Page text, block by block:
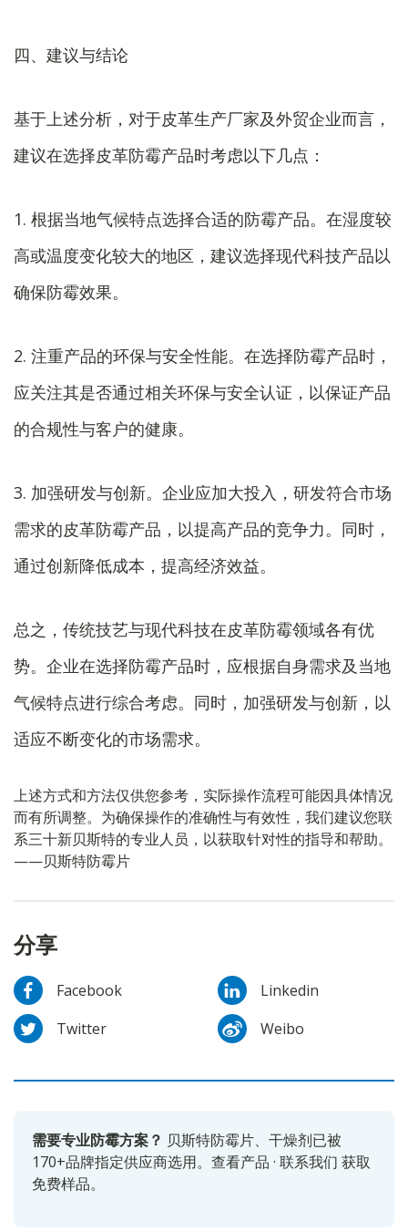
四、建议与结论
基于上述分析，对于皮革生产厂家及外贸企业而言，
建议在选择皮革防霉产品时考虑以下几点：
1. 根据当地气候特点选择合适的防霉产品。在湿度较
高或温度变化较大的地区，建议选择现代科技产品以
确保防霉效果。
2. 注重产品的环保与安全性能。在选择防霉产品时，
应关注其是否通过相关环保与安全认证，以保证产品
的合规性与客户的健康。
3. 加强研发与创新。企业应加大投入，研发符合市场
需求的皮革防霉产品，以提高产品的竞争力。同时，
通过创新降低成本，提高经济效益。
总之，传统技艺与现代科技在皮革防霉领域各有优
势。企业在选择防霉产品时，应根据自身需求及当地
气候特点进行综合考虑。同时，加强研发与创新，以
适应不断变化的市场需求。
上述方式和方法仅供您参考，实际操作流程可能因具体情况
而有所调整。为确保操作的准确性与有效性，我们建议您联
系三十新贝斯特的专业人员，以获取针对性的指导和帮助。
——贝斯特防霉片
分享
Facebook
Linkedin
Twitter
Weibo
需要专业防霉方案？ 贝斯特防霉片、干燥剂已被
170+品牌指定供应商选用。 查看产品 · 联系我们 获取
免费样品。